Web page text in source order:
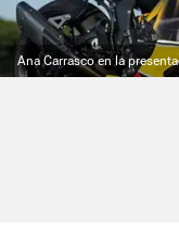
Ana Carrasco en la